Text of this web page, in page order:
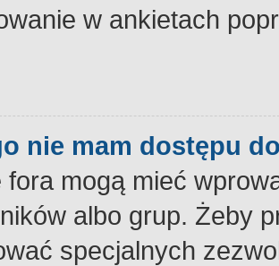
w ankietach
nie mam dostępu
fora mogą mieć
albo grup. Żeby
specjalnych